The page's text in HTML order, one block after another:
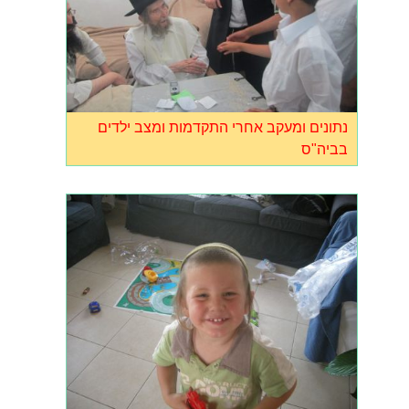
נתונים ומעקב אחרי התקדמות ומצב ילדים
בביה"ס